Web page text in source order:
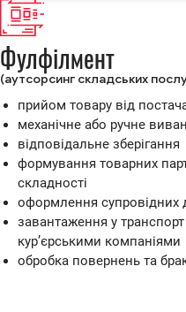
Фулфілмент
(аутсорсинг складських
прийом товару від
механічне або ручне
відповідальне зберігання
формування товарних
складності
оформлення супровідних
завантаження у
кур’єрськими компаніями
обробка повернень та